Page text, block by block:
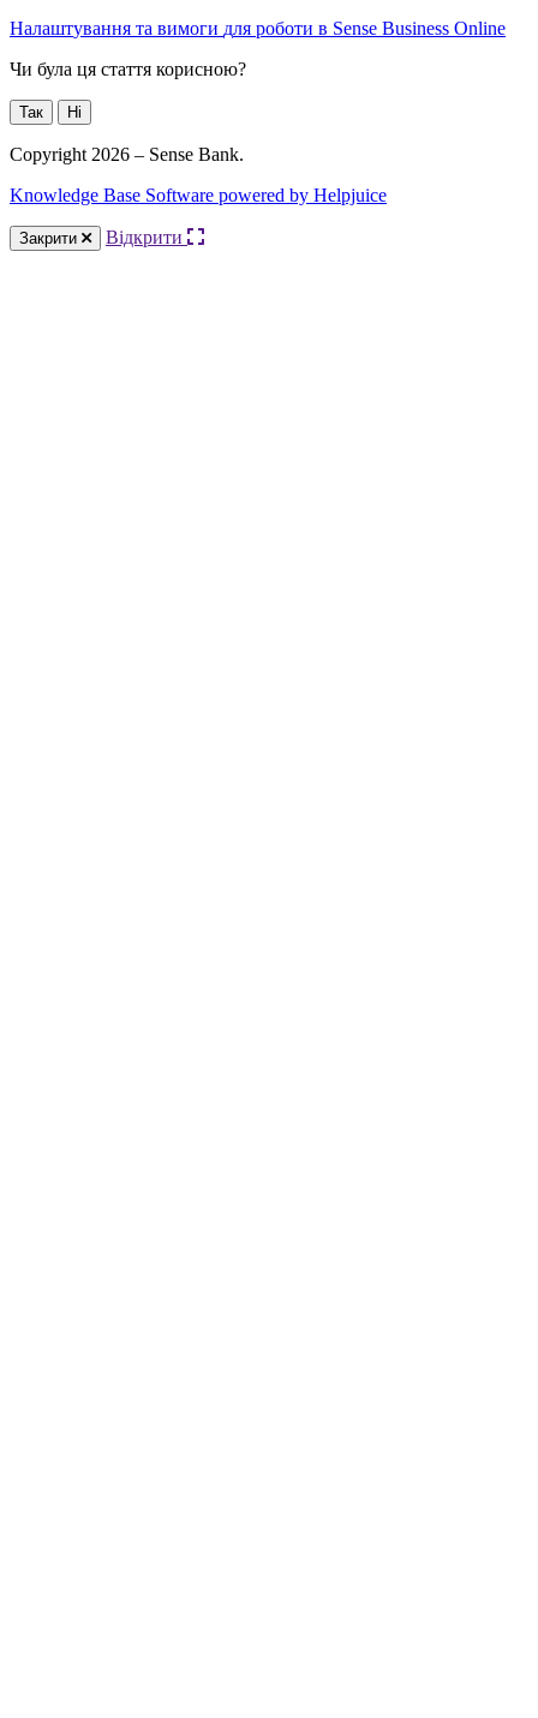
Налаштування та вимоги для роботи в Sense Business Online
Чи була ця стаття корисною?
Так Ні
Copyright 2026 – Sense Bank.
Knowledge Base Software powered by Helpjuice
Закрити Відкрити